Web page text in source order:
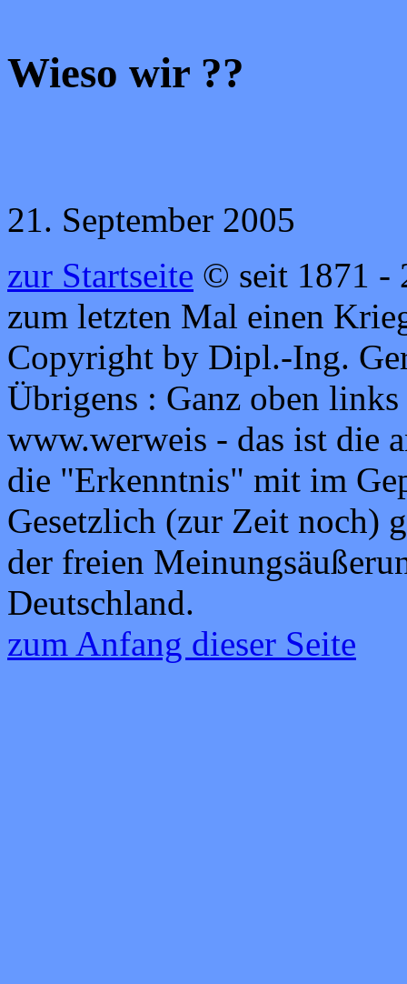
Wieso wir ??
21. September 2005
zur Startseite © seit 1871 -
zum letzten Mal einen
Copyright by Dipl.-Ing.
Übrigens : Ganz oben
www.werweis - das ist die
die "Erkenntnis" mit im
Gesetzlich (zur Zeit noch)
der freien
Deutschland.
zum Anfang dieser Seite